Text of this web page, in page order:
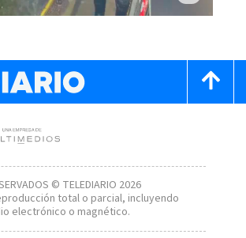
© TELEDIARIO 2026
total o parcial, incluyendo
electrónico o magnético.